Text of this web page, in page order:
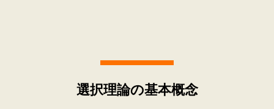
選択理論の基本概念